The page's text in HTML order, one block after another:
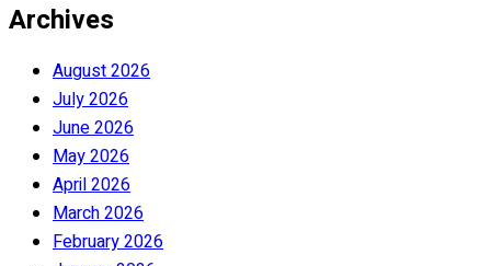
Archives
August 2026
July 2026
June 2026
May 2026
April 2026
March 2026
February 2026